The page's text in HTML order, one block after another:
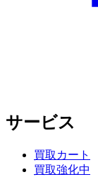
サービス
買取カート
買取強化中